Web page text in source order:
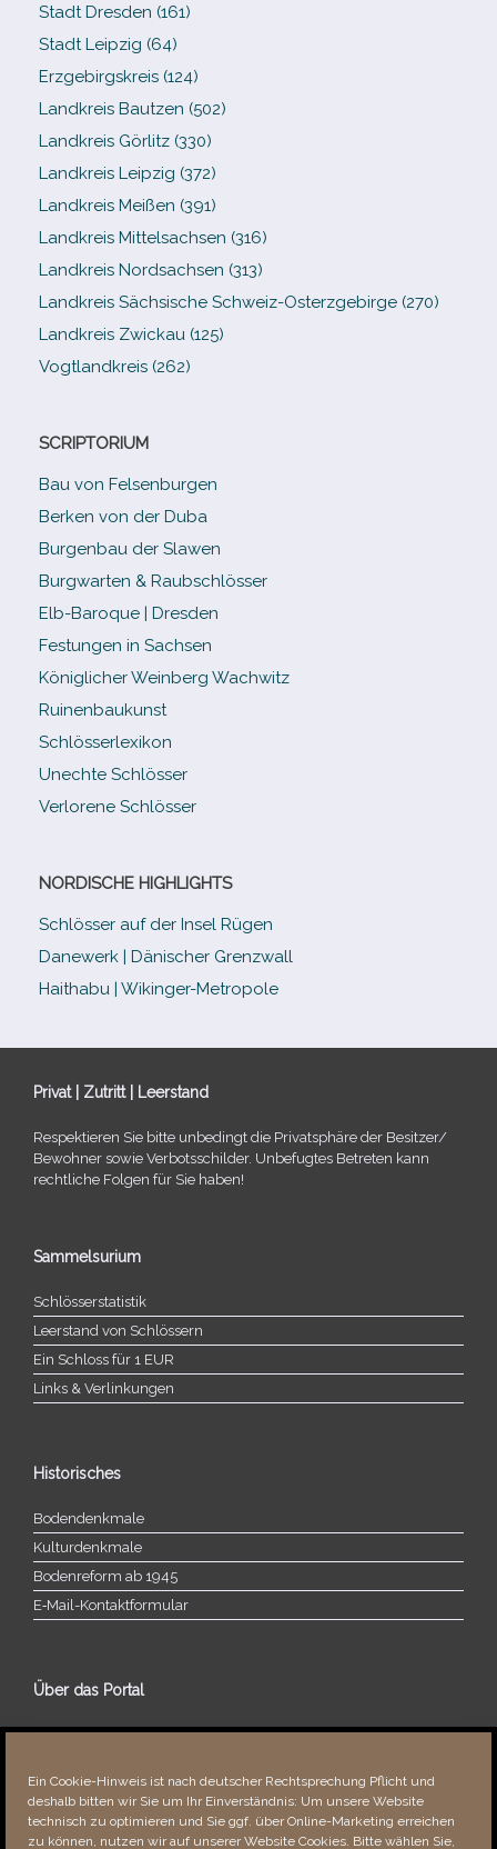
Ein Cookie-Hinweis ist nach deutscher Rechtsprechung Pflicht und
deshalb bitten wir Sie um Ihr Einverständnis: Um unsere Website
technisch zu optimieren und Sie ggf. über Online-Marketing erreichen
zu können, nutzen wir auf unserer Website Cookies. Bitte wählen Sie,
Stadt Dresden (161)
Stadt Leipzig (64)
Erzgebirgskreis (124)
Landkreis Bautzen (502)
Landkreis Görlitz (330)
Landkreis Leipzig (372)
Landkreis Meißen (391)
Landkreis Mittelsachsen (316)
Landkreis Nordsachsen (313)
Landkreis Sächsische Schweiz-​Osterzgebirge (270)
Landkreis Zwickau (125)
Vogtlandkreis (262)
SCRIPTORIUM
Bau von Felsenburgen
Berken von der Duba
Burgenbau der Slawen
Burgwarten & Raubschlösser
Elb-​Baroque | Dresden
Festungen in Sachsen
Königlicher Weinberg Wachwitz
Ruinenbaukunst
Schlösserlexikon
Unechte Schlösser
Verlorene Schlösser
NORDISCHE HIGHLIGHTS
Schlösser auf der Insel Rügen
Danewerk | Dänischer Grenzwall
Haithabu | Wikinger-Metropole
Privat | Zutritt | Leerstand
Respektieren Sie bitte unbe­dingt die Privatsphäre der Besitzer/​
Bewohner sowie Verbotsschilder. Unbefugtes Betreten kann
recht­li­che Folgen für Sie haben!
Sammelsurium
Schlösserstatistik
Leerstand von Schlössern
Ein Schloss für 1 EUR
Links & Verlinkungen
Historisches
Bodendenkmale
Kulturdenkmale
Bodenreform ab 1945
E‑Mail-​​Kontaktformular
Über das Portal
Über dieses Portal
Fehler bemerkt?